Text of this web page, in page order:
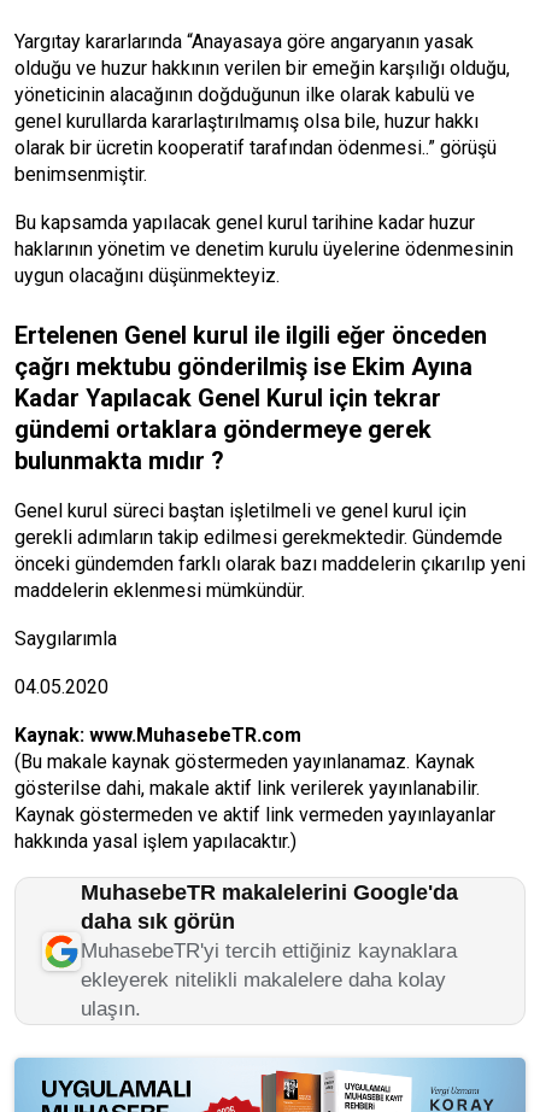
Yargıtay kararlarında “Anayasaya göre angaryanın yasak
olduğu ve huzur hakkının verilen bir emeğin karşılığı olduğu,
yöneticinin alacağının doğduğunun ilke olarak kabulü ve
genel kurullarda kararlaştırılmamış olsa bile, huzur hakkı
olarak bir ücretin kooperatif tarafından ödenmesi..” görüşü
benimsenmiştir.
Bu kapsamda yapılacak genel kurul tarihine kadar huzur
haklarının yönetim ve denetim kurulu üyelerine ödenmesinin
uygun olacağını düşünmekteyiz.
Ertelenen Genel kurul ile ilgili eğer önceden
çağrı mektubu gönderilmiş ise Ekim Ayına
Kadar Yapılacak Genel Kurul için tekrar
gündemi ortaklara göndermeye gerek
bulunmakta mıdır ?
Genel kurul süreci baştan işletilmeli ve genel kurul için
gerekli adımların takip edilmesi gerekmektedir. Gündemde
önceki gündemden farklı olarak bazı maddelerin çıkarılıp yeni
maddelerin eklenmesi mümkündür.
Saygılarımla
04.05.2020
Kaynak: www.MuhasebeTR.com
(Bu makale kaynak göstermeden yayınlanamaz. Kaynak
gösterilse dahi, makale aktif link verilerek yayınlanabilir.
Kaynak göstermeden ve aktif link vermeden yayınlayanlar
hakkında yasal işlem yapılacaktır.)
MuhasebeTR makalelerini Google'da
daha sık görün
MuhasebeTR'yi tercih ettiğiniz kaynaklara
ekleyerek nitelikli makalelere daha kolay
ulaşın.